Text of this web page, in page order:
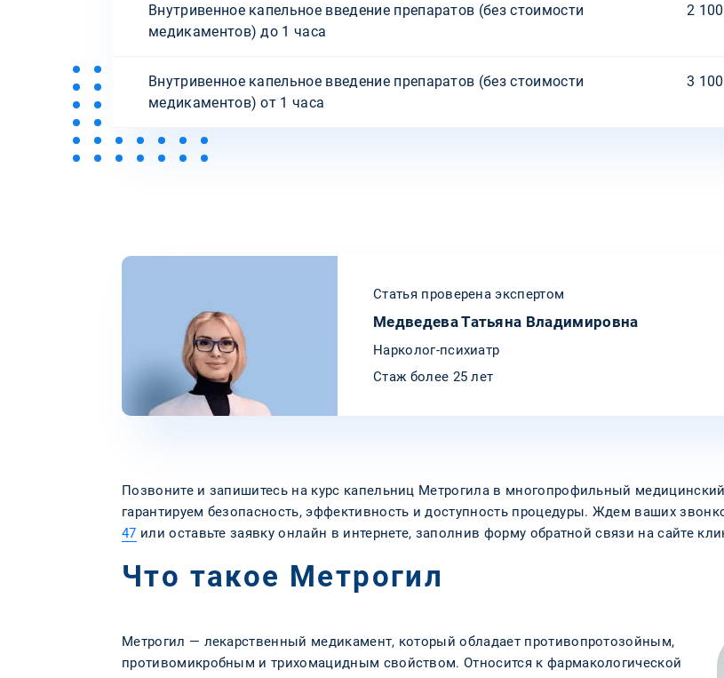
Внутривенное капельное введение препаратов (без стоимости
медикаментов) до 1 часа
2
Внутривенное капельное введение препаратов (без стоимости
медикаментов) от 1 часа
3
Статья проверена экспертом
Медведева Татьяна Владимировна
Нарколог-психиатр
Стаж более 25 лет
Позвоните и запишитесь на курс капельниц Метрогила в многопрофильный
гарантируем безопасность, эффективность и доступность процедуры. Ждем ваших
47 или оставьте заявку онлайн в интернете, заполнив форму обратной связи на сайте
Что такое Метрогил
Метрогил — лекарственный медикамент, который обладает противопротозойным,
противомикробным и трихомацидным свойством. Относится к фармакологической